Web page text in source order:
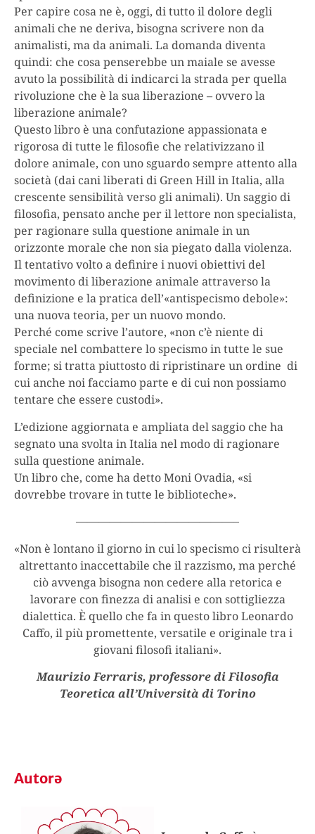
Per capire cosa ne è, oggi, di tutto il dolore degli
animali che ne deriva, bisogna scrivere non da
animalisti, ma da animali. La domanda diventa
quindi: che cosa penserebbe un maiale se avesse
avuto la possibilità di indicarci la strada per quella
rivoluzione che è la sua liberazione – ovvero la
liberazione animale?
Questo libro è una confutazione appassionata e
rigorosa di tutte le filosofie che relativizzano il
dolore animale, con uno sguardo sempre attento alla
società (dai cani liberati di Green Hill in Italia, alla
crescente sensibilità verso gli animali). Un saggio di
filosofia, pensato anche per il lettore non specialista,
per ragionare sulla questione animale in un
orizzonte morale che non sia piegato dalla violenza.
Il tentativo volto a definire i nuovi obiettivi del
movimento di liberazione animale attraverso la
definizione e la pratica dell’«antispecismo debole»:
una nuova teoria, per un nuovo mondo.
Perché come scrive l’autore, «non c’è niente di
speciale nel combattere lo specismo in tutte le sue
forme; si tratta piuttosto di ripristinare un ordine di
cui anche noi facciamo parte e di cui non possiamo
tentare che essere custodi».
L’edizione aggiornata e ampliata del saggio che ha
segnato una svolta in Italia nel modo di ragionare
sulla questione animale.
Un libro che, come ha detto Moni Ovadia, «si
dovrebbe trovare in tutte le biblioteche».
——————————————–
«Non è lontano il giorno in cui lo specismo ci risulterà
altrettanto inaccettabile che il razzismo, ma perché
ciò avvenga bisogna non cedere alla retorica e
lavorare con finezza di analisi e con sottigliezza
dialettica. È quello che fa in questo libro Leonardo
Caffo, il più promettente, versatile e originale tra i
giovani filosofi italiani».
Maurizio Ferraris, professore di Filosofia
Teoretica all’Università di Torino
Autorə